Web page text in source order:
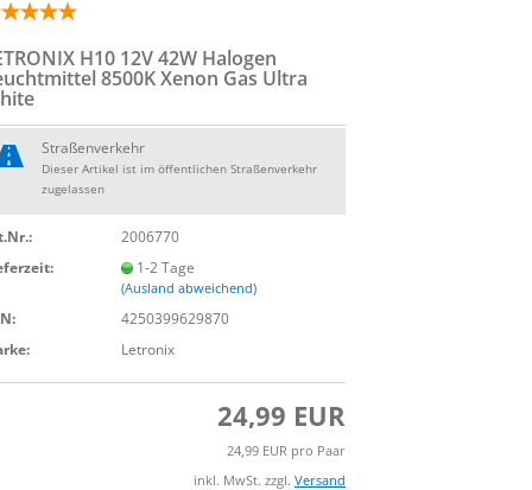
H10 12V 42W Ha­lo­gen
8500K Xenon Gas Ultra
2006770
1-2 Tage
(Ausland abweichend)
4250399629870
Letronix
Straßenverkehr
Dieser Artikel ist im öffentlichen Straßenverkehr
zugelassen
24,99 EUR
24,99 EUR pro Paar
inkl. MwSt. zzgl. Versand